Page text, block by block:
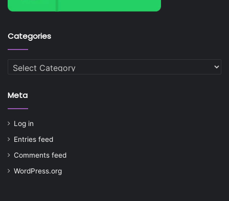
Categories
Categories
Meta
Log in
Entries feed
Comments feed
WordPress.org